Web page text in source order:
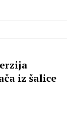
iz šalice